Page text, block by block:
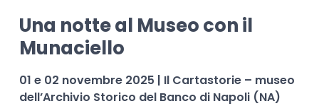
Una notte al Museo con il
Munaciello
01 e 02 novembre 2025 | Il Cartastorie – museo
dell’Archivio Storico del Banco di Napoli (NA)